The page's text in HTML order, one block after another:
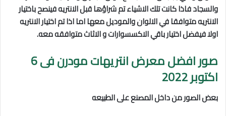
والسجاد فاذا كانت تلك الاشياء تم شراؤها قبل الانتريه فينصح باختيار
الانتريه متوافقا في الالوان والموديل معها اما اذا تم اختيار الانتريه
اولا فيفضل اختيار باقي الاكسسوارات و الاثاث متوافقه معه.
صور افضل معرض انتريهات مودرن فى 6
اكتوبر2022
بعض الصور من داخل المصنع على الطبيعه